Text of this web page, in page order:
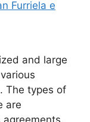
Furriela e
and large
The types of
are